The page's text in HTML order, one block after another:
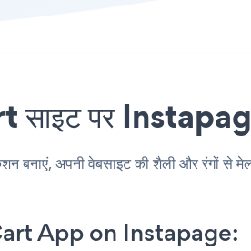
पर Instapage
अपनी वेबसाइट की शैली और रंगों से
App on Instapage: